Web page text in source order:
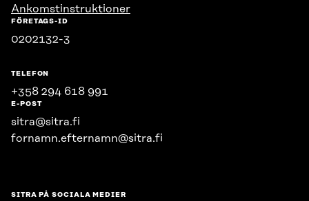
Ankomstinstruktioner
FÖRETAGS-ID
0202132-3
TELEFON
+358 294 618 991
E-POST
sitra@sitra.fi
fornamn.efternamn@sitra.fi
SITRA PÅ SOCIALA MEDIER